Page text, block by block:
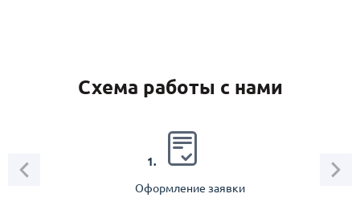
Схема работы с нами
1.
Оформление заявки